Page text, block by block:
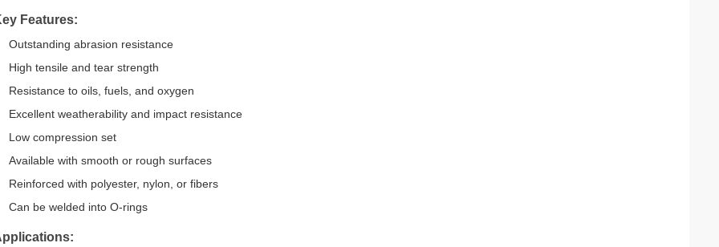
Features:
Outstanding abrasion resistance
High tensile and tear strength
Resistance to oils, fuels, and oxygen
Excellent weatherability and impact resistance
Low compression set
Available with smooth or rough surfaces
Reinforced with polyester, nylon, or fibers
Can be welded into O-rings